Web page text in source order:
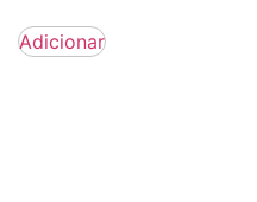
Adicionar